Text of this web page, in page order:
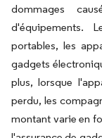
dommages
d'équipements.
portables, les
gadgets
plus, lorsque
perdu, les
montant varie en